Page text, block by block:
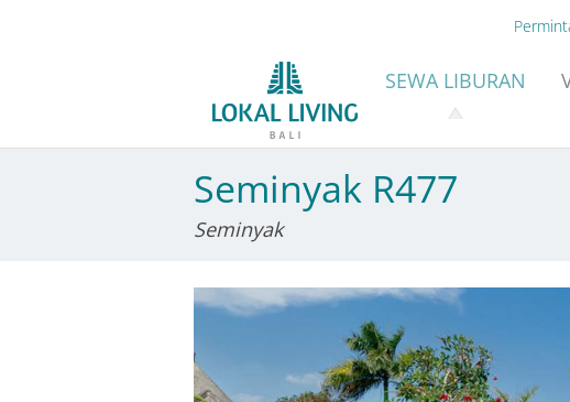
SEWA LIBURAN
Seminyak R477
Seminyak